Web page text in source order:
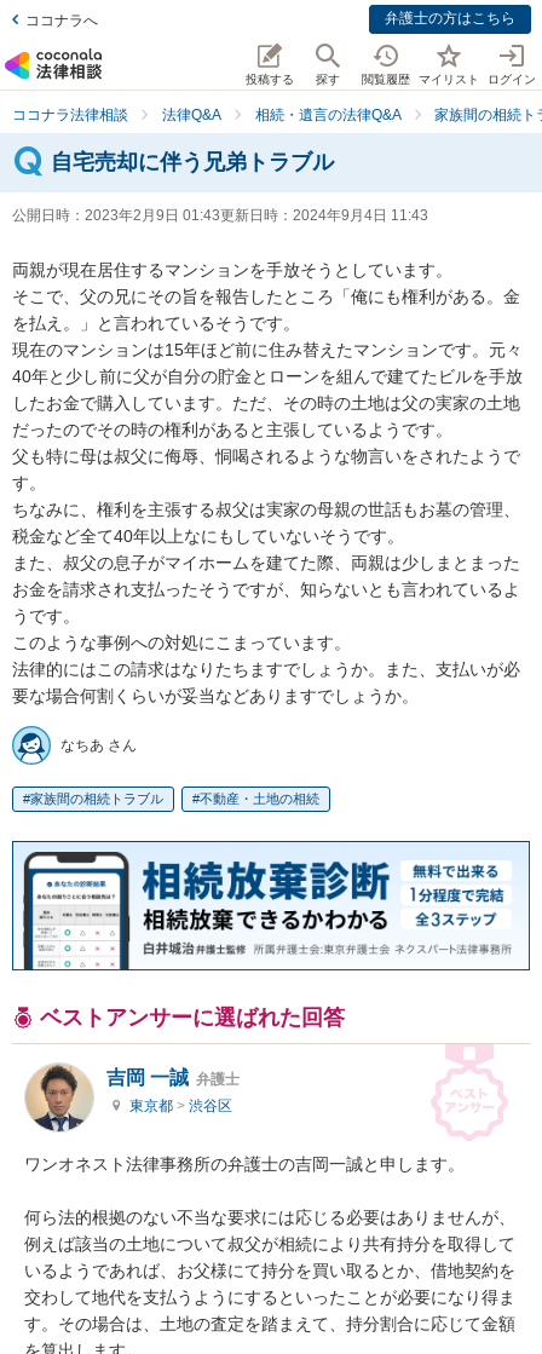
ココナラへ 弁護士の方はこちら
投稿する 探す 閲覧履歴 マイリスト ログイン
ココナラ法律相談 法律Q&A 相続・遺言の法律Q&A 家族間の相続ト
自宅売却に伴う兄弟トラブル
公開日時： 2023年2月9日 01:43更新日時： 2024年9月4日 11:43
両親が現在居住するマンションを手放そうとしています。
そこで、父の兄にその旨を報告したところ「俺にも権利がある。金
を払え。」と言われているそうです。
現在のマンションは15年ほど前に住み替えたマンションです。元々
40年と少し前に父が自分の貯金とローンを組んで建てたビルを手放
したお金で購入しています。ただ、その時の土地は父の実家の土地
だったのでその時の権利があると主張しているようです。
父も特に母は叔父に侮辱、恫喝されるような物言いをされたようで
す。
ちなみに、権利を主張する叔父は実家の母親の世話もお墓の管理、
税金など全て40年以上なにもしていないそうです。
また、叔父の息子がマイホームを建てた際、両親は少しまとまった
お金を請求され支払ったそうですが、知らないとも言われているよ
うです。
このような事例への対処にこまっています。
法律的にはこの請求はなりたちますでしょうか。また、支払いが必
要な場合何割くらいが妥当などありますでしょうか。
なちあ さん
家族間の相続トラブル 不動産・土地の相続
ベストアンサーに選ばれた回答
吉岡 一誠 弁護士
東京都 > 渋谷区
ワンオネスト法律事務所の弁護士の吉岡一誠と申します。
何ら法的根拠のない不当な要求には応じる必要はありませんが、
例えば該当の土地について叔父が相続により共有持分を取得して
いるようであれば、お父様にて持分を買い取るとか、借地契約を
交わして地代を支払うようにするといったことが必要になり得ま
す。その場合は、土地の査定を踏まえて、持分割合に応じて金額